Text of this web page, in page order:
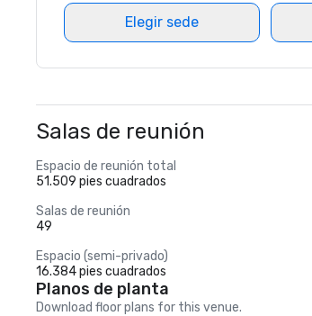
Elegir sede
Salas de reunión
Espacio de reunión total
51.509 pies cuadrados
Salas de reunión
49
Espacio (semi-privado)
16.384 pies cuadrados
Planos de planta
Download floor plans for this venue.